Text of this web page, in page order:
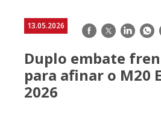
13.05.2026 Facebook
TwitterLinkedIn
Duplo embate
para afinar o M20
2026